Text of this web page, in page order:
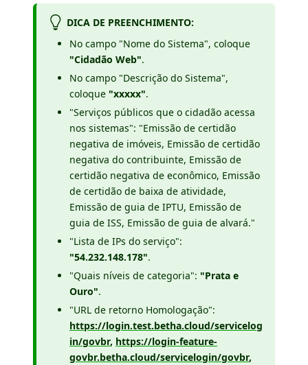
DICA DE PREENCHIMENTO:
No campo "Nome do Sistema", coloque
"Cidadão Web".
No campo "Descrição do Sistema",
coloque "xxxxx".
"Serviços públicos que o cidadão acessa
nos sistemas": "Emissão de certidão
negativa de imóveis, Emissão de certidão
negativa do contribuinte, Emissão de
certidão negativa de econômico, Emissão
de certidão de baixa de atividade,
Emissão de guia de IPTU, Emissão de
guia de ISS, Emissão de guia de alvará."
"Lista de IPs do serviço":
"54.232.148.178".
"Quais níveis de categoria": "Prata e
Ouro".
"URL de retorno Homologação":
https://login.test.betha.cloud/servicelog
in/govbr, https://login-feature-
govbr.betha.cloud/servicelogin/govbr,